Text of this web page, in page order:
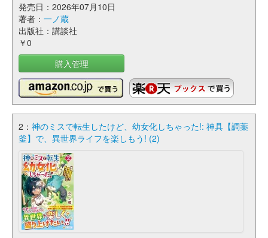
発売日：2026年07月10日
著者： 一ノ蔵
出版社：講談社
￥0
購入管理
2： 神のミスで転生したけど、幼女化しちゃった!: 神具【調薬
釜】で、異世界ライフを楽しもう! (2)